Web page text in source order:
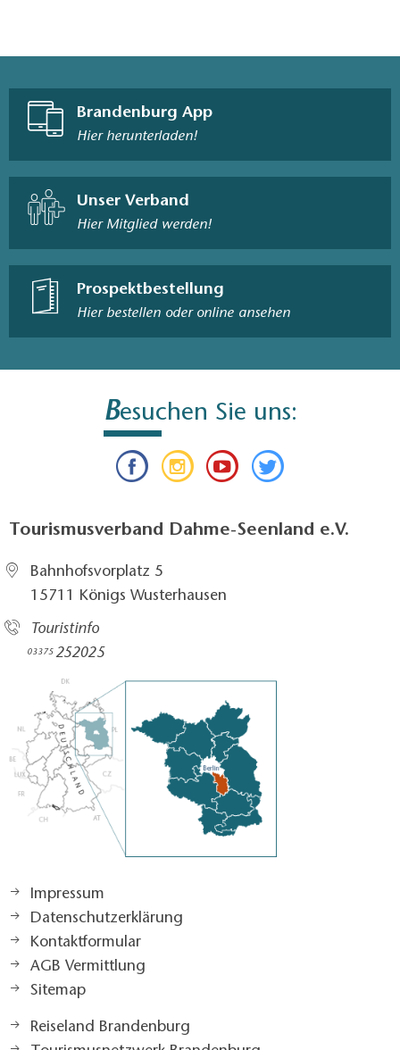
Brandenburg App
Hier herunterladen!
Unser Verband
Hier Mitglied werden!
Prospektbestellung
Hier bestellen oder online ansehen
Besuchen Sie uns:
Tourismusverband Dahme-Seenland e.V.
Bahnhofsvorplatz 5​
15711 Königs Wusterhausen
Touristinfo
03375252025​
Impressum
Datenschutzerklärung
Kontaktformular
AGB Vermittlung
Sitemap
Reiseland Brandenburg